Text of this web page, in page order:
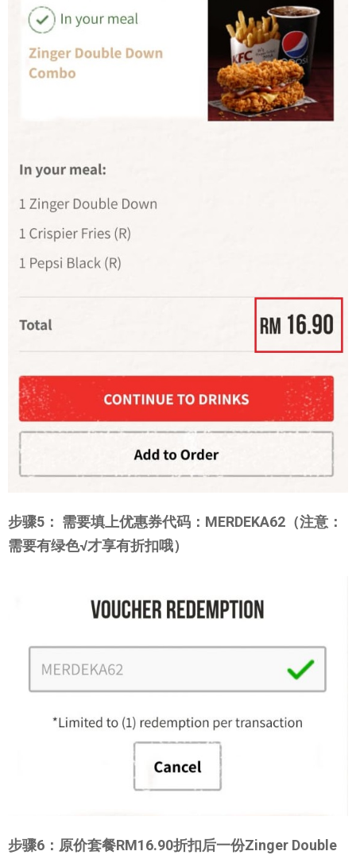
步骤5： 需要填上优惠券代码：MERDEKA62（注意：
需要有绿色√才享有折扣哦）
步骤6：原价套餐RM16.90折扣后一份Zinger Double